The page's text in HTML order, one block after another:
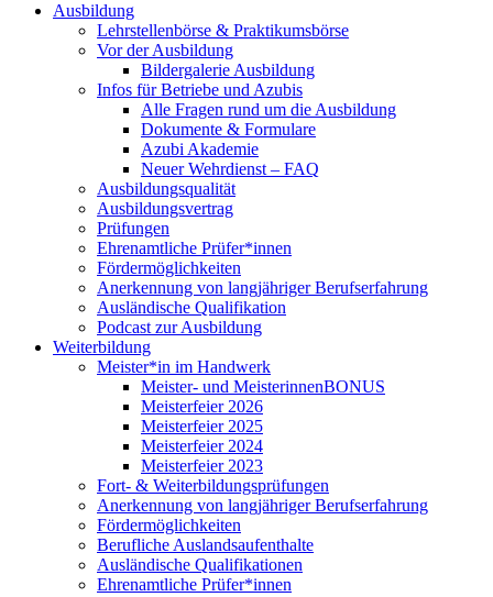
Ausbildung
Lehrstellenbörse & Praktikumsbörse
Vor der Ausbildung
Bildergalerie Ausbildung
Infos für Betriebe und Azubis
Alle Fragen rund um die Ausbildung
Dokumente & Formulare
Azubi Akademie
Neuer Wehrdienst – FAQ
Ausbildungsqualität
Ausbildungsvertrag
Prüfungen
Ehrenamtliche Prüfer*innen
Fördermöglichkeiten
Anerkennung von langjähriger Berufserfahrung
Ausländische Qualifikation
Podcast zur Ausbildung
Weiterbildung
Meister*in im Handwerk
Meister- und MeisterinnenBONUS
Meisterfeier 2026
Meisterfeier 2025
Meisterfeier 2024
Meisterfeier 2023
Fort- & Weiterbildungsprüfungen
Anerkennung von langjähriger Berufserfahrung
Fördermöglichkeiten
Berufliche Auslandsaufenthalte
Ausländische Qualifikationen
Ehrenamtliche Prüfer*innen